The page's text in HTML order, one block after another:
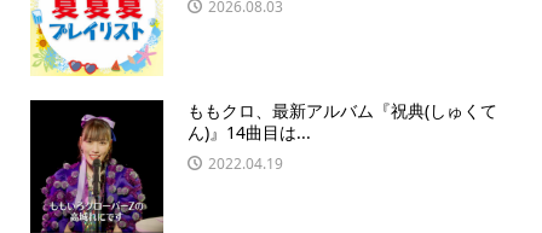
2026.08.03
ももクロ、最新アルバム『祝典(しゅくて
ん)』14曲目は...
2022.04.19